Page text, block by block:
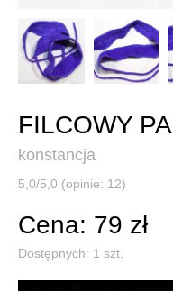
FILCOWY
konstancja
5,0/5,0 (opinie: 12)
Cena: 79 zł
Dostępnych: 1 szt.